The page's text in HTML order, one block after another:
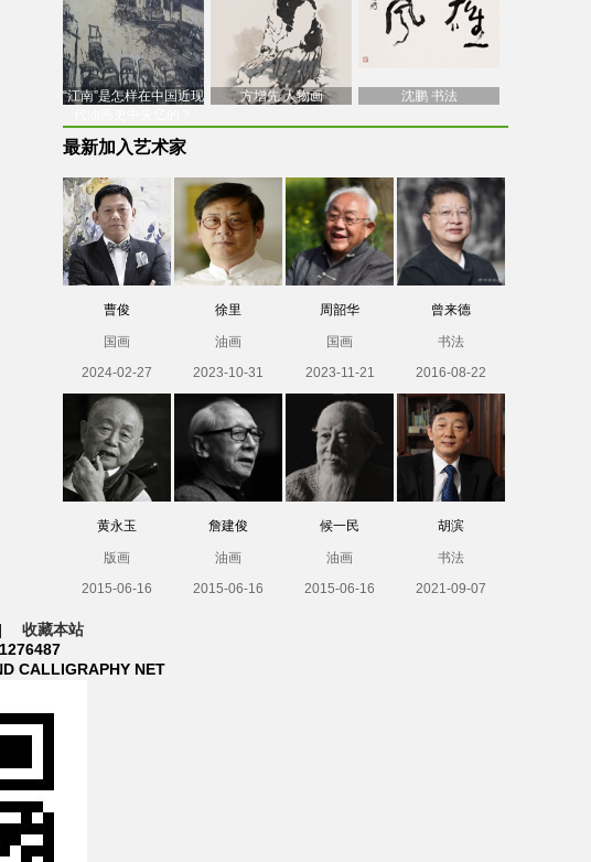
“江南”是怎样在中国近现
方增先 人物画 沈鹏 书法
最新加入艺术家
曹俊
国画
2024-02-27
徐里
油画
2023-10-31
周韶华
国画
2023-11-21
曾来德
书法
2016-08-22
黄永玉
版画
2015-06-16
詹建俊
油画
2015-06-16
候一民
油画
2015-06-16
胡滨
书法
2021-09-07
收藏本站
CALLIGRAPHY NET